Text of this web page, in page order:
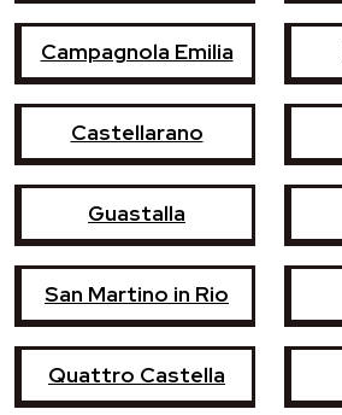
Campagnola Emilia
Castellarano
Guastalla
San Martino in Rio
Quattro Castella